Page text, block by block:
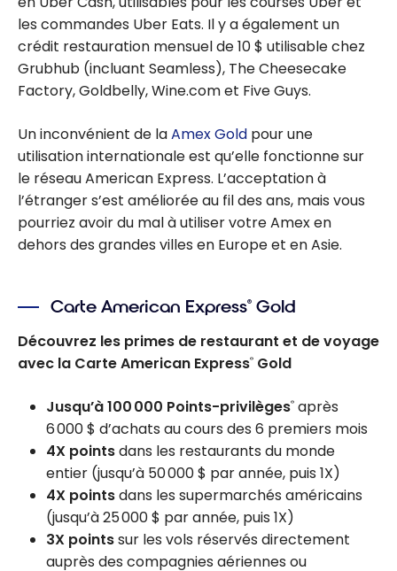
les commandes Uber Eats. Il y a également un
crédit restauration mensuel de 10 $ utilisable chez
Grubhub (incluant Seamless), The Cheesecake
Factory, Goldbelly, Wine.com et Five Guys.
Un inconvénient de laAmex Gold pour une
utilisation internationale est qu’elle fonctionne sur
le réseau American Express. L’acceptation à
l’étranger s’est améliorée au fil des ans, mais vous
pourriez avoir du mal à utiliser votre Amex en
dehors des grandes villes en Europe et en Asie.
Carte American Express® Gold
Découvrez les primes de restaurant et de voyage
avec la Carte American Express® Gold
Jusqu’à 100 000 Points-privilèges® après
6 000 $ d’achats au cours des 6 premiers mois
4X pointsdans les restaurants du monde
entier (jusqu’à 50 000 $ par année, puis 1X)
4X pointsdans les supermarchés américains
(jusqu’à 25 000 $ par année, puis 1X)
3X pointssur les vols réservés directement
auprès des compagnies aériennes ou